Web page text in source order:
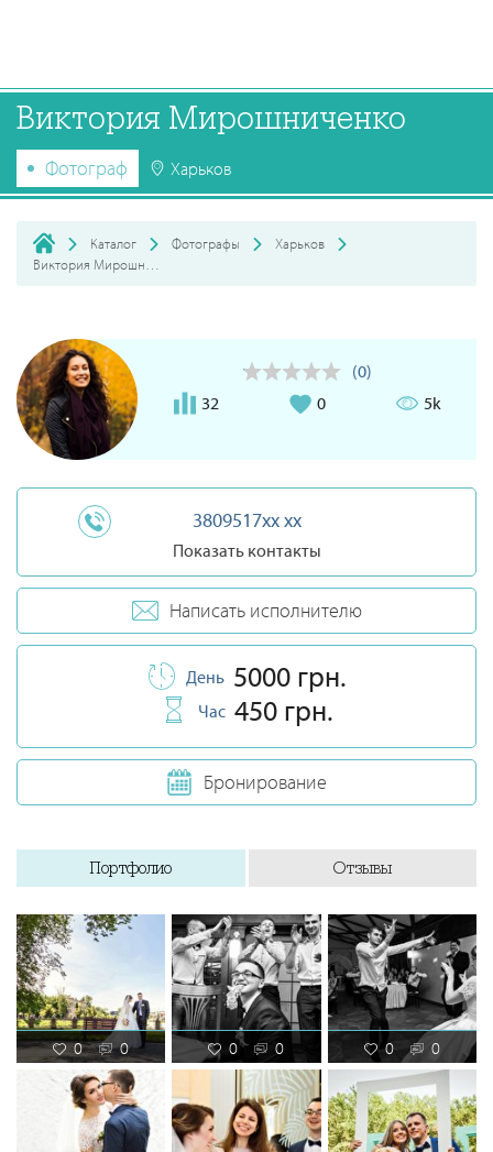
Виктория Мирошниченко
Фотограф Харьков
Каталог Фотографы
Харьков
(0)
32
0 5k
3809517xx xx
Показать контакты
Написать исполнителю
День 5000 грн.
Час 450 грн.
Бронирование
Портфолио Отзывы
0 0 0 0 0 0